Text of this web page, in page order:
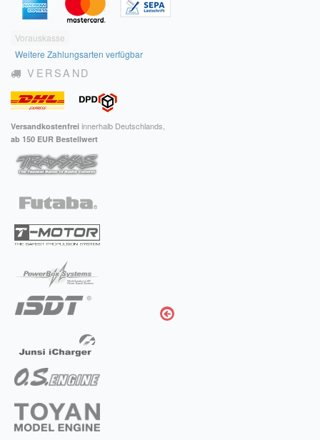
Vorauskasse
Weitere Zahlungsarten verfügbar
VERSAND
Versandkostenfrei innerhalb Deutschlands,
ab 150 EUR Bestellwert